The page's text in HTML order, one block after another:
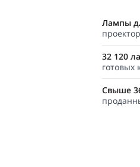
Лампы
32 120
готовых
Свыше